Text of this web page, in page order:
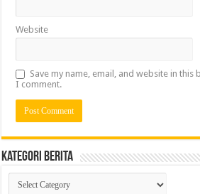
Website
Save my name, email, and website in
I comment.
Kategori Berita
Kategori
Berita